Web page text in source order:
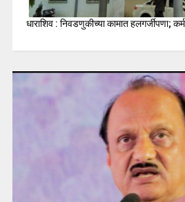
धाराशिव : निवडणुकीच्या कामात हलगर्जीपणा;